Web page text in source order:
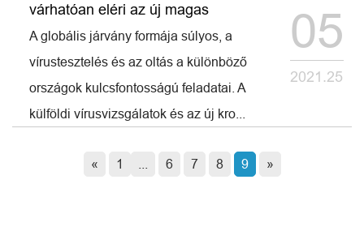
várhatóan eléri az új magas
A globális járvány formája súlyos, a
vírustesztelés és az oltás a különböző
országok kulcsfontosságú feladatai. A
külföldi vírusvizsgálatok és az új kro...
05
2021.25
« 1 6 7 8 9 »